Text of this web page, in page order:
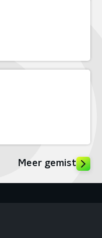
Meer gemist